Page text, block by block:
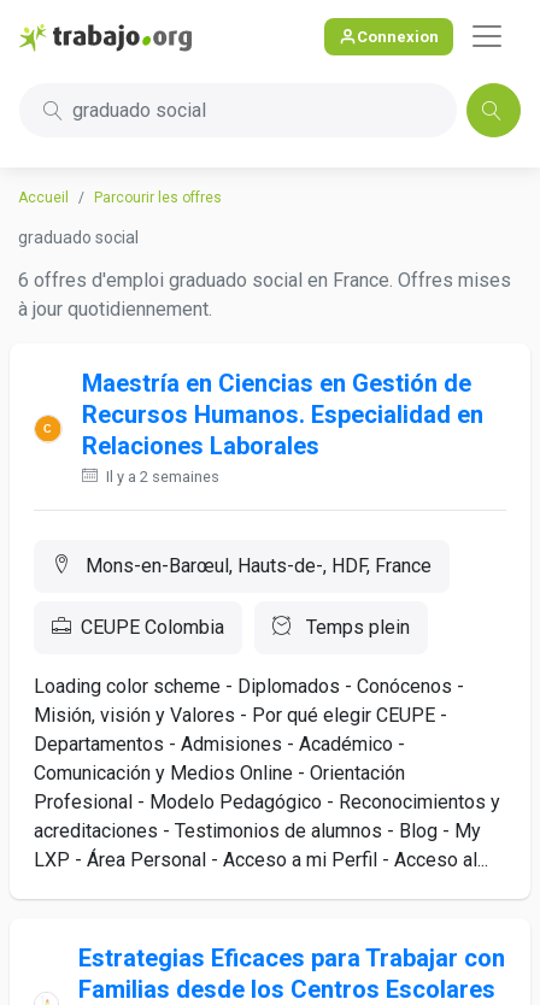
Connexion
graduado social
Accueil Parcourir les offres
graduado social
6 offres d'emploi graduado social en France. Offres mises
à jour quotidiennement.
Maestría en Ciencias en Gestión de
Recursos Humanos. Especialidad en
Relaciones Laborales
Il y a 2 semaines
Mons-en-Barœul, Hauts-de-, HDF, France
CEUPE Colombia Temps plein
Loading color scheme - Diplomados - Conócenos -
Misión, visión y Valores - Por qué elegir CEUPE -
Departamentos - Admisiones - Académico -
Comunicación y Medios Online - Orientación
Profesional - Modelo Pedagógico - Reconocimientos y
acreditaciones - Testimonios de alumnos - Blog - My
LXP - Área Personal - Acceso a mi Perfil - Acceso al...
Estrategias Eficaces para Trabajar con
Familias desde los Centros Escolares